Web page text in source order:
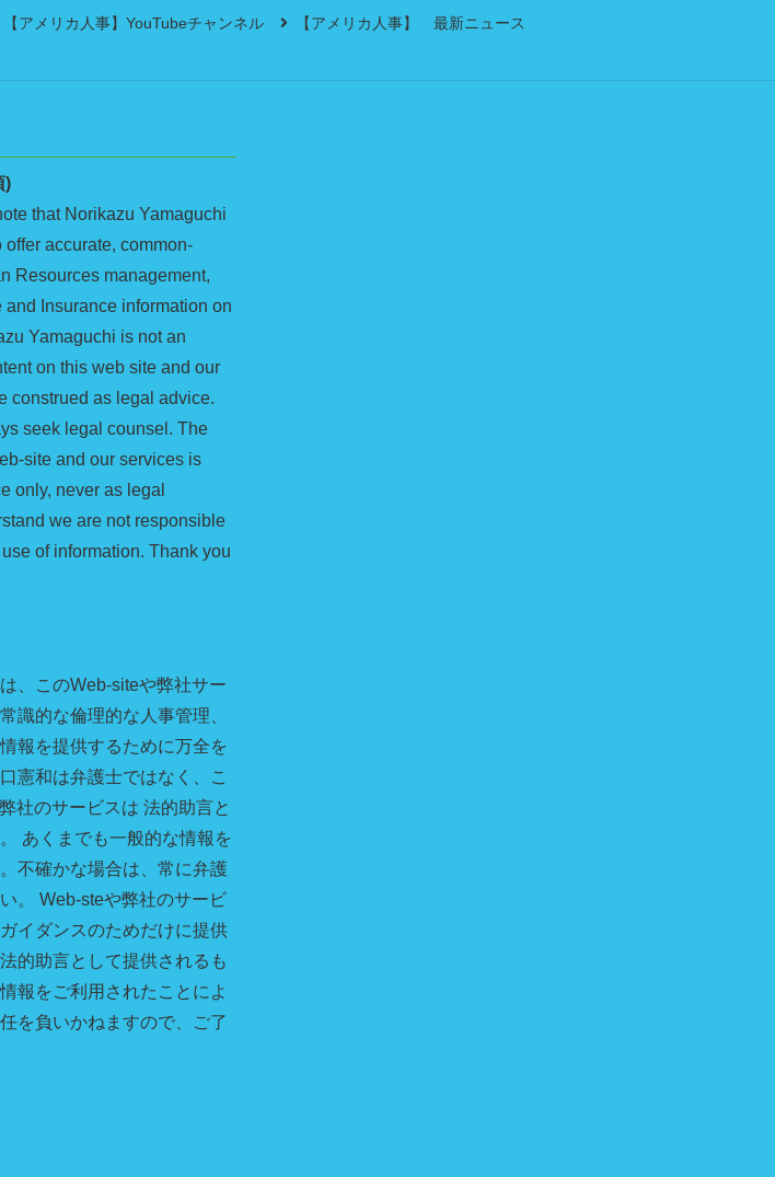
【アメリカ人事】YouTubeチャンネル
【アメリカ人事】 最新ニュース
)
that Norikazu Yamaguchi
offer accurate, common-
Resources management,
Insurance information on
Yamaguchi is not an
on this web site and our
construed as legal advice.
seek legal counsel. The
site and our services is
only, never as legal
we are not responsible
of information. Thank you
、このWeb-siteや弊社サー
識的な倫理的な人事管理、
報を提供するために万全を
憲和は弁護士ではなく、こ
社のサービスは 法的助言と
あくまでも一般的な情報を
不確かな場合は、常に弁護
。 Web-steや弊社のサービ
イダンスのためだけに提供
的助言として提供されるも
報をご利用されたことによ
を負いかねますので、ご了